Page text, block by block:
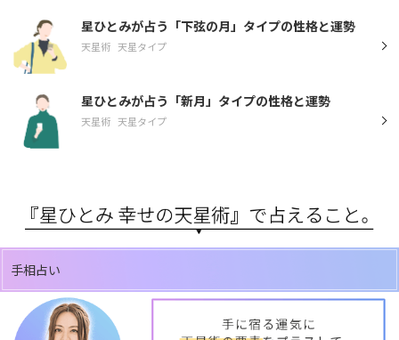
星ひとみが占う「下弦の月」タイプの性格と運勢
天星術 天星タイプ
星ひとみが占う「新月」タイプの性格と運勢
天星術 天星タイプ
手相占い